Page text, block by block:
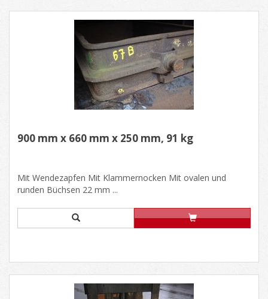
900 mm x 660 mm x 250 mm, 91 kg
Mit Wendezapfen Mit Klammernocken Mit ovalen und
runden Büchsen 22 mm ...